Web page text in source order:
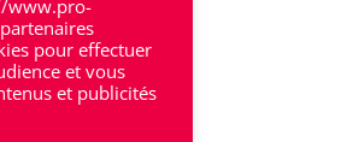
Saône
www.pro-
pour effectuer
et vous
et publicités